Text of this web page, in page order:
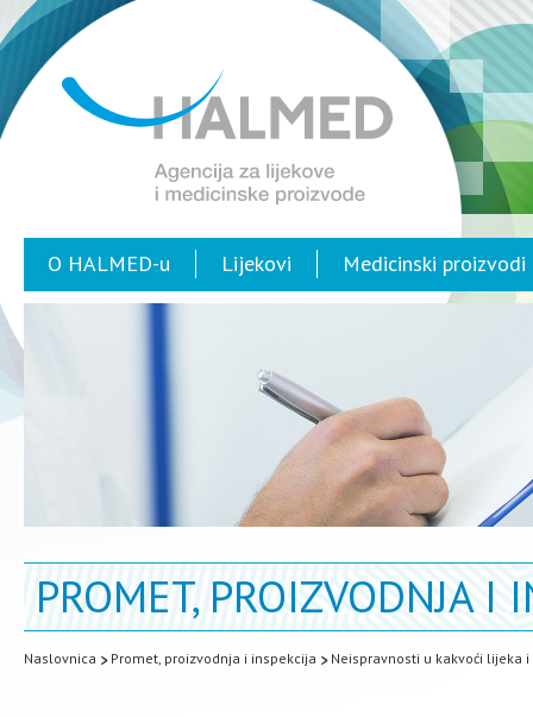
O HALMED-u Lijekovi Medicinski proizvodi
PROMET, PROIZVODNJA I
Naslovnica Promet, proizvodnja i inspekcija Neispravnosti u kakvoći lijeka